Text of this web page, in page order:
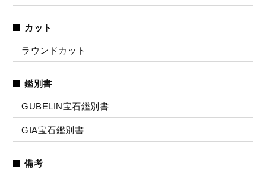
カット
ラウンドカット
鑑別書
GUBELIN宝石鑑別書
GIA宝石鑑別書
備考